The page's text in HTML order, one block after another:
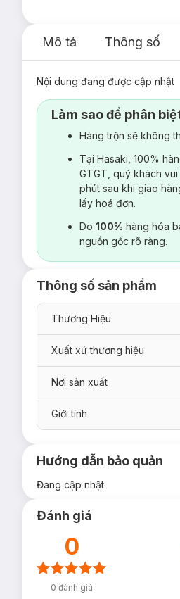
Mô tả Thông số
Nội dung đang được cập nhật
Làm sao để phân
Hàng trộn sẽ không
Tại Hasaki, 100%
GTGT, quý khách
phút sau khi giao
lấy hoá đơn.
Do 100% hàng hóa
nguồn gốc rõ ràng.
Thông số sản phẩm
Thương Hiệu
Xuất xứ thương hiệu
Nơi sản xuất
Giới tính
Hướng dẫn bảo quản
Đang cập nhật
Đánh giá
0
0 đánh giá